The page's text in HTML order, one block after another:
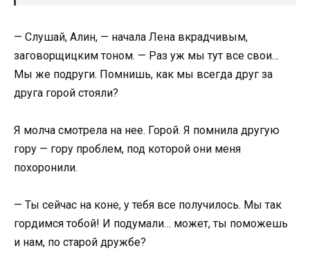
— Слушай, Алин, — начала Лена вкрадчивым,
заговорщицким тоном. — Раз уж мы тут все свои…
Мы же подруги. Помнишь, как мы всегда друг за
друга горой стояли?
Я молча смотрела на нее. Горой. Я помнила другую
гору — гору проблем, под которой они меня
похоронили.
— Ты сейчас на коне, у тебя все получилось. Мы так
гордимся тобой! И подумали… может, ты поможешь
и нам, по старой дружбе?